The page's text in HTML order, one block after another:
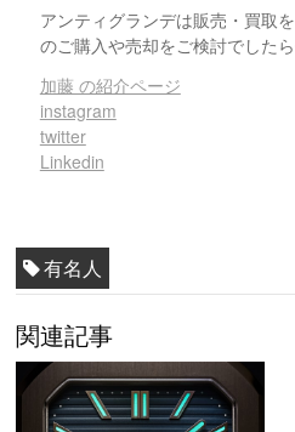
アンティグランデは販売・買取
のご購入や売却をご検討でした
加藤 の紹介ページ
instagram
twitter
Linkedin
有名人
関連記事